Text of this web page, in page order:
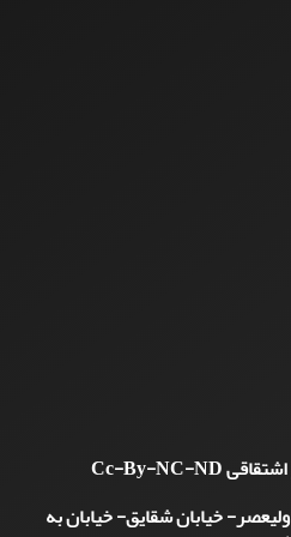
Cc-By-NC-ND
خیابان شقایق- خیابان به